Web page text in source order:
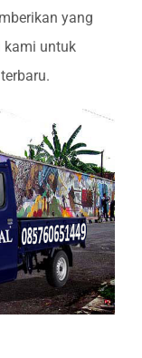
yang
kami untuk